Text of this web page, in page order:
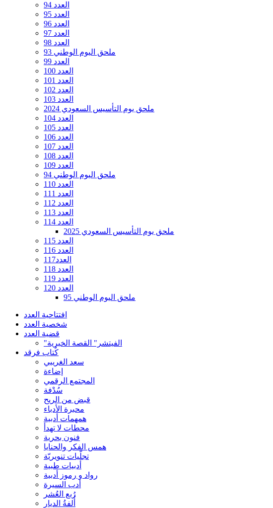
العدد 94
العدد 95
العدد 96
العدد 97
العدد 98
ملحق اليوم الوطني 93
العدد 99
العدد 100
العدد 101
العدد 102
العدد 103
ملحق يوم التأسيس السعودي 2024
العدد 104
العدد 105
العدد 106
العدد 107
العدد 108
العدد 109
ملحق اليوم الوطني 94
العدد 110
العدد 111
العدد 112
العدد 113
العدد 114
ملحق يوم التأسيس السعودي 2025
العدد 115
العدد 116
العدد117
العدد 118
العدد 119
العدد 120
ملحق اليوم الوطني 95
افتتاحية العدد
شخصية العدد
قضية العدد
"الفيتشر" القصة الخبرية
كُتاب فرقد
سعد الغريبي
إضاءة
المجتمع الرقمي
سُدْفة
قبض من الريح
محبرة الأدباء
همهمات أدبية
محطات لا تهدأ
فنون بحرية
همس الفكر والحنايا
تجلّيات تنويريّة
أدبيات طبية
رواد و رموز أدبية
أدب السيرة
رُبع العُشر
أُلفةُ الديار